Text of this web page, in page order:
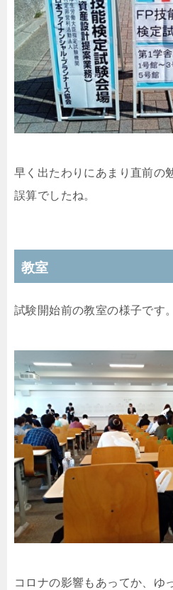
早く出たわりにあまり直前の
誤算でしたね。
教室
試験開始前の教室の様子です。
コロナの影響もあってか、ゆ